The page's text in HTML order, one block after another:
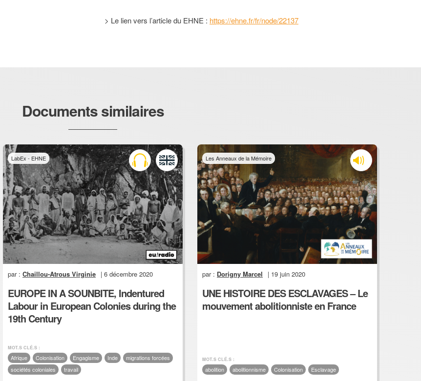
> Le lien vers l’article du EHNE : https://ehne.fr/fr/node/22137
Documents similaires
LabEx - EHNE
par : Chaillou-Atrous Virginie | 6 décembre 2020
EUROPE IN A SOUNBITE, Indentured
Labour in European Colonies during the
19th Century
MOT.S CLÉ.S :
Afrique Colonisation Engagisme Inde
migrations forcées
sociétés coloniales
travail
Les Anneaux de la Mémoire
par : Dorigny Marcel | 19 juin 2020
UNE HISTOIRE DES ESCLAVAGES – Le
mouvement abolitionniste en France
MOT.S CLÉ.S :
abolition abolitionnisme Colonisation Esclavage